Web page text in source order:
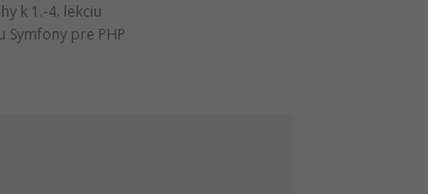
k 1.-4. lekciu
Symfony pre PHP